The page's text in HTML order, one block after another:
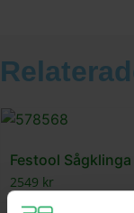
Festool
2549 kr